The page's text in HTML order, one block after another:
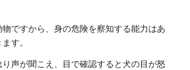
ですから、身の危険を察知する能力はあ
す。
声が聞こえ、目で確認すると犬の目が怒